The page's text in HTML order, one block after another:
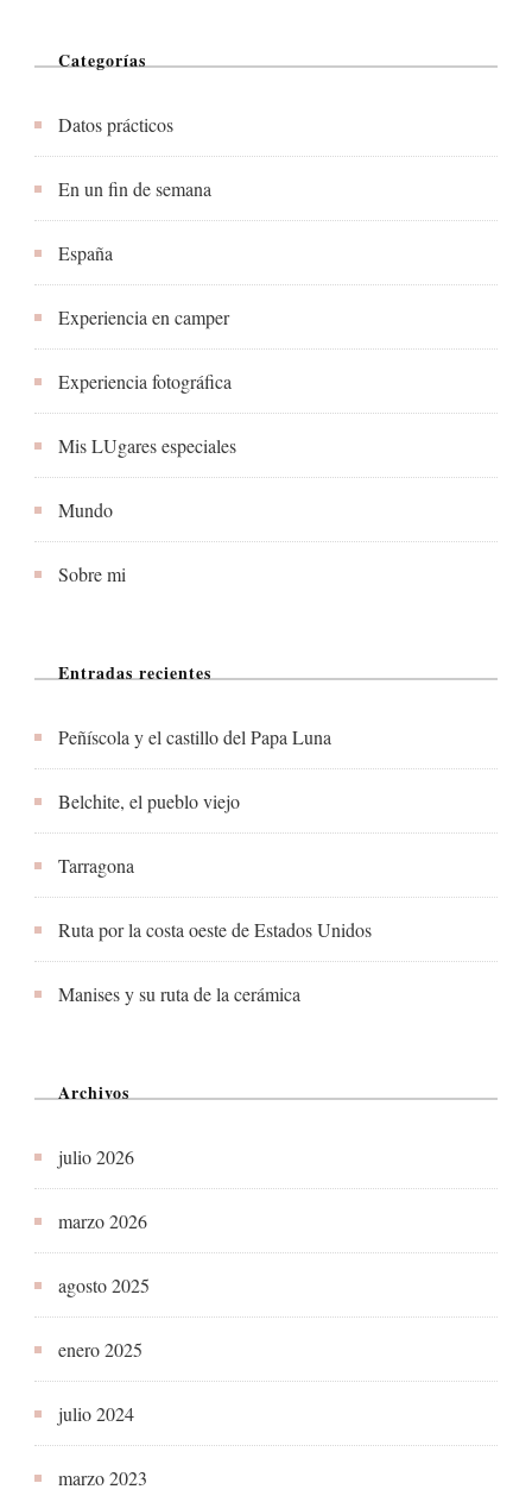
Categorías
Datos prácticos
En un fin de semana
España
Experiencia en camper
Experiencia fotográfica
Mis LUgares especiales
Mundo
Sobre mi
Entradas recientes
Peñíscola y el castillo del Papa Luna
Belchite, el pueblo viejo
Tarragona
Ruta por la costa oeste de Estados Unidos
Manises y su ruta de la cerámica
Archivos
julio 2026
marzo 2026
agosto 2025
enero 2025
julio 2024
marzo 2023